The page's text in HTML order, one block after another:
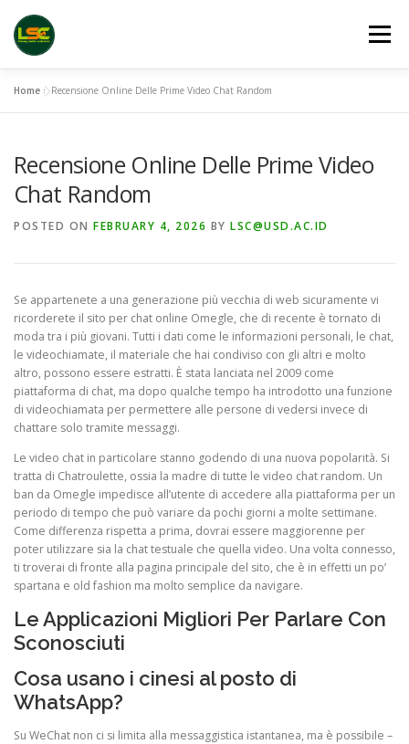
content
Menu
ACCEPTED ABSTRACTS VENUES LINKS
Home »Recensione Online Delle Prime Video Chat Random
Recensione Online Delle Prime Video
Chat Random
POSTED ON FEBRUARY 4, 2026 BY LSC@USD.AC.ID
Se appartenete a una generazione più vecchia di web sicuramente vi
ricorderete il sito per chat online Omegle, che di recente è tornato di
moda tra i più giovani. Tutti i dati come le informazioni personali, le chat,
le videochiamate, il materiale che hai condiviso con gli altri e molto
altro, possono essere estratti. È stata lanciata nel 2009 come
piattaforma di chat, ma dopo qualche tempo ha introdotto una funzione
di videochiamata per permettere alle persone di vedersi invece di
chattare solo tramite messaggi.
Le video chat in particolare stanno godendo di una nuova popolarità. Si
tratta di Chatroulette, ossia la madre di tutte le video chat random. Un
ban da Omegle impedisce all’utente di accedere alla piattaforma per un
periodo di tempo che può variare da pochi giorni a molte settimane.
Come differenza rispetta a prima, dovrai essere maggiorenne per
poter utilizzare sia la chat testuale che quella video. Una volta connesso,
ti troverai di fronte alla pagina principale del sito, che è in effetti un po’
spartana e old fashion ma molto semplice da navigare.
Le Applicazioni Migliori Per Parlare Con
Sconosciuti
Cosa usano i cinesi al posto di
WhatsApp?
Su WeChat non ci si limita alla messaggistica istantanea, ma è possibile –